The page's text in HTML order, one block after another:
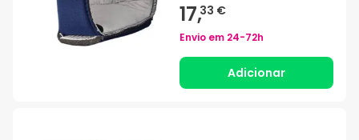
17,33 €
Envio em 24-72h
Adicionar